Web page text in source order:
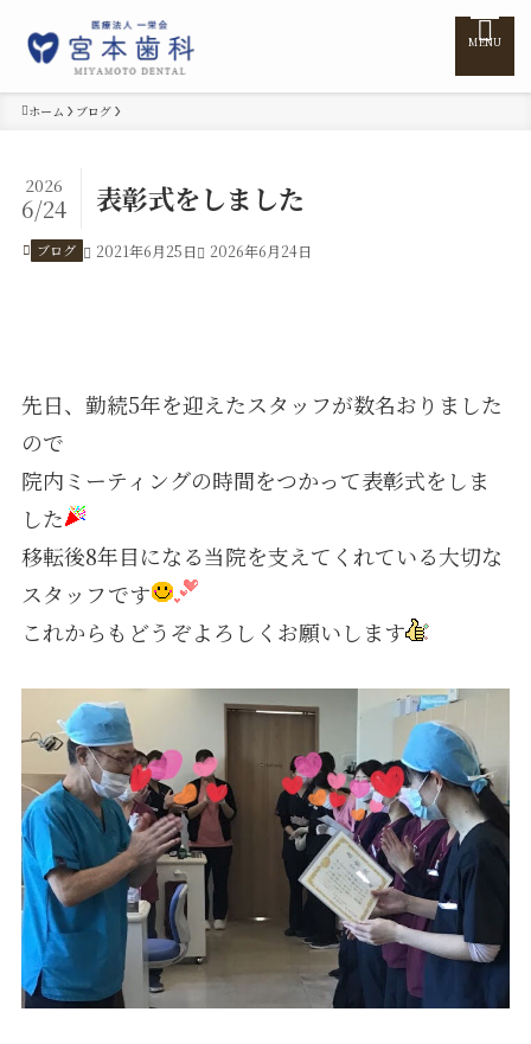
料金表
採用情報
MENU
ホーム ブログ
表彰式をしました
2026
6/24
ブログ 2021年6月25日 2026年6月24日
先日、勤続5年を迎えたスタッフが数名おりました
ので
院内ミーティングの時間をつかって表彰式をしま
した
移転後8年目になる当院を支えてくれている大切な
スタッフです
これからもどうぞよろしくお願いします